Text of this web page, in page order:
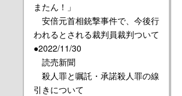
またん！」
安倍元首相銃撃事件で、今後行
われるとされる裁判員裁判ついて
●2022/11/30
読売新聞
殺人罪と嘱託・承諾殺人罪の線
引きについて